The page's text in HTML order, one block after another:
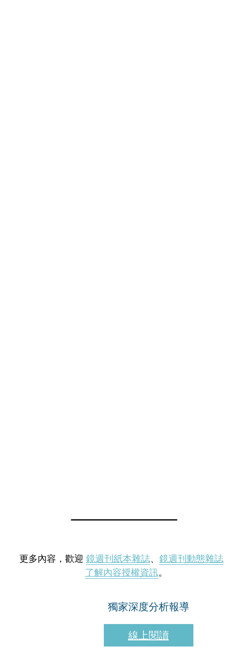
更多內容，歡迎 鏡週刊紙本雜誌、 鏡週刊動態雜誌
了解內容授權資訊。
獨家深度分析報導
線上閱讀